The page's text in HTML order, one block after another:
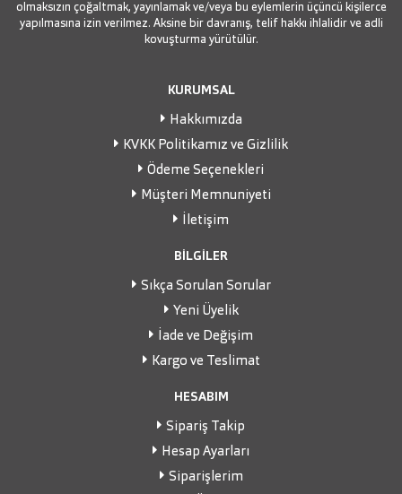
olmaksızın çoğaltmak, yayınlamak ve/veya bu eylemlerin üçüncü kişilerce
yapılmasına izin verilmez. Aksine bir davranış, telif hakkı ihlalidir ve adli
kovuşturma yürütülür.
KURUMSAL
Hakkımızda
KVKK Politikamız ve Gizlilik
Ödeme Seçenekleri
Müşteri Memnuniyeti
İletişim
BİLGİLER
Sıkça Sorulan Sorular
Yeni Üyelik
İade ve Değişim
Kargo ve Teslimat
HESABIM
Sipariş Takip
Hesap Ayarları
Siparişlerim